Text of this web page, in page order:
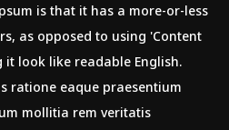
is that it has a more-or-less
as opposed to using 'Content
look like readable English.
ratione eaque praesentium
mollitia rem veritatis